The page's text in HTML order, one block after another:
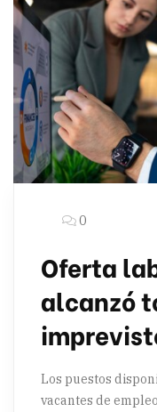
0
Oferta
alcanzó
Los puestos
vacantes de